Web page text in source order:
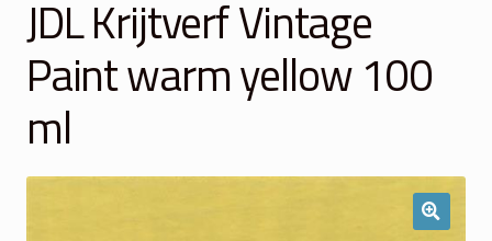
Winkelmand
Over Ons
Veelgestelde vragen
JDL Krijtverf Vintage
Paint warm yellow 100
ml